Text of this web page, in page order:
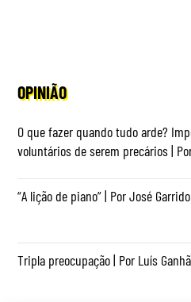
OPINIÃO
O que fazer quando tudo arde?
voluntários de serem precários |
“A lição de piano” | Por José Garrido
Tripla preocupação | Por Luís